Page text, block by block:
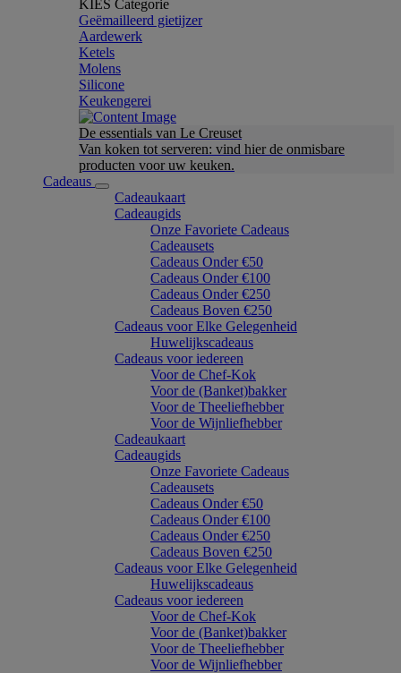
KIES Categorie
Geëmailleerd gietijzer
Aardewerk
Ketels
Molens
Silicone
Keukengerei
De essentials van Le Creuset
Van koken tot serveren: vind hier de onmisbare
producten voor uw keuken.
Cadeaus
Cadeaukaart
Cadeaugids
Onze Favoriete Cadeaus
Cadeausets
Cadeaus Onder €50
Cadeaus Onder €100
Cadeaus Onder €250
Cadeaus Boven €250
Cadeaus voor Elke Gelegenheid
Huwelijkscadeaus
Cadeaus voor iedereen
Voor de Chef-Kok
Voor de (Banket)bakker
Voor de Theeliefhebber
Voor de Wijnliefhebber
Cadeaukaart
Cadeaugids
Onze Favoriete Cadeaus
Cadeausets
Cadeaus Onder €50
Cadeaus Onder €100
Cadeaus Onder €250
Cadeaus Boven €250
Cadeaus voor Elke Gelegenheid
Huwelijkscadeaus
Cadeaus voor iedereen
Voor de Chef-Kok
Voor de (Banket)bakker
Voor de Theeliefhebber
Voor de Wijnliefhebber